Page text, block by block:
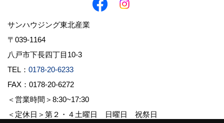
サンハウジング東北産業
〒039-1164
八戸市下長四丁目10-3
TEL： 0178-20-6233
FAX：0178-20-6272
＜営業時間＞8:30~17:30
＜定休日＞第２・４土曜日 日曜日 祝祭日